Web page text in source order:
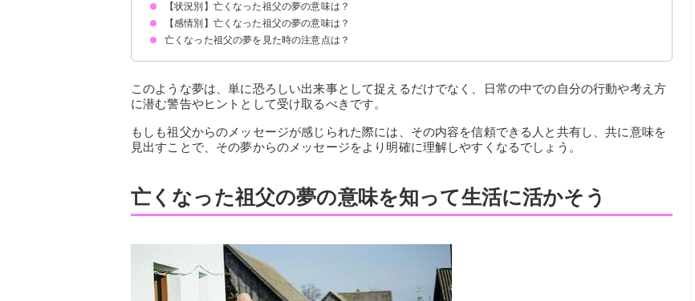
亡くなった祖父と話す夢【吉夢】
亡くなった祖父と食事する夢【吉夢】
亡くなった祖父と電話する夢【予知夢】
亡くなった祖父を探す夢【予知夢】
亡くなった祖父と喧嘩する夢【予知夢】
亡くなった祖父から逃げる夢【吉夢】
亡くなった祖父と手をつなぐ夢【予知夢】
【状況別】亡くなった祖父の夢の意味は？
亡くなった祖父が笑顔の夢【吉夢】
亡くなった祖父が無言の夢【吉夢】
亡くなった祖父の葬式の夢【吉夢】
亡くなった祖父が生き返る夢【予知夢】
亡くなった祖父が病気になる夢【予知夢】
亡くなった祖父が車を運転する夢【吉夢】
亡くなった祖父が亡くなる夢【吉夢】
亡くなった祖父が入院する夢【警告夢】
亡くなった祖父が自転車に乗る夢【警告夢】
【感情別】亡くなった祖父の夢の意味は？
亡くなった祖父が出てきて泣く夢【予知夢】
亡くなった祖父が嬉しい夢【予知夢】
亡くなった祖父に怒られる夢【警告夢】
亡くなった祖父が不安そうにしている夢【警告夢】
亡くなった祖父の夢を見た時の注意点は？
このような夢は、単に恐ろしい出来事として捉えるだけでなく、日常の中での自分の行動や考え方
に潜む警告やヒントとして受け取るべきです。
もしも祖父からのメッセージが感じられた際には、その内容を信頼できる人と共有し、共に意味を
見出すことで、その夢からのメッセージをより明確に理解しやすくなるでしょう。
亡くなった祖父の夢の意味を知って生活に活かそう